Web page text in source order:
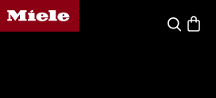
Homepage di Miele
Cerca